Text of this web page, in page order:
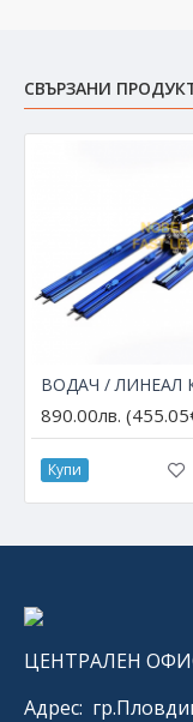
СВЪРЗАНИ
890.00лв.
Купи
ЦЕНТРАЛЕН
Адрес: